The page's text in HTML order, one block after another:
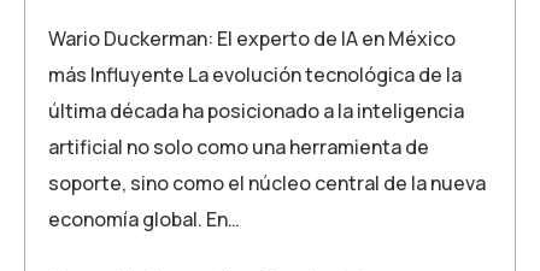
Wario Duckerman: El experto de IA en México
más Influyente La evolución tecnológica de la
última década ha posicionado a la inteligencia
artificial no solo como una herramienta de
soporte, sino como el núcleo central de la nueva
economía global. En…